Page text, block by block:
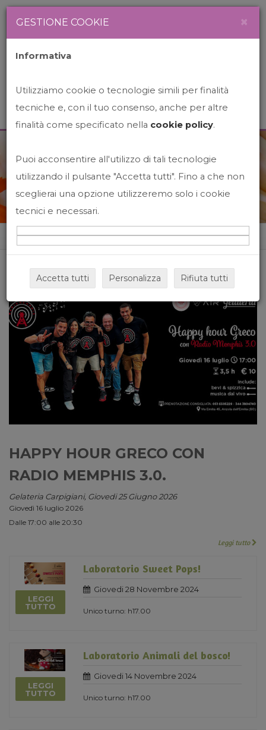
News&Events
Home News&events
HAPPY HOUR GRECO CON
RADIO MEMPHIS 3.0.
Gelateria Carpigiani, Giovedi 25 Giugno 2026
Giovedì 16 luglio 2026
Dalle 17:00 alle 20:30
Leggi tutto
LEGGI
TUTTO
Laboratorio Sweet Pops!
Giovedi 28 Novembre 2024
Unico turno: h17.00
LEGGI
TUTTO
Laboratorio Animali del bosco!
Giovedi 14 Novembre 2024
Unico turno: h17.00
GESTIONE COOKIE ×
Informativa
Utilizziamo cookie o tecnologie simili per finalità
tecniche e, con il tuo consenso, anche per altre
finalità come specificato nella cookie policy.
Puoi acconsentire all'utilizzo di tali tecnologie
utilizzando il pulsante "Accetta tutti". Fino a che non
sceglierai una opzione utilizzeremo solo i cookie
tecnici e necessari.
Accetta tutti Personalizza Rifiuta tutti